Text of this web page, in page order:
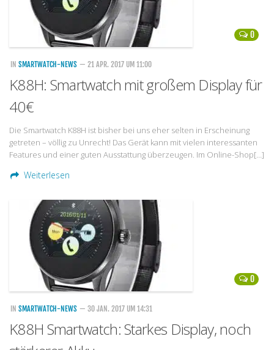
0
IN SMARTWATCH-NEWS — 21 APR. 2017 UM 11:00
K88H: Smartwatch mit großem Display für
40€
Die Smartwatch K88H ist bisher bei uns eher selten in Erscheinung
getreten – völlig zu Unrecht! Das Gerät kann mit vielen interessanten
Features und einer guten Ausstattung überzeugen. Im Online-Shop[…]
Weiterlesen
0
IN SMARTWATCH-NEWS — 30 JAN. 2017 UM 14:31
K88H Smartwatch: Starkes Display, noch